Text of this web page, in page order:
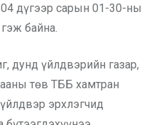
дүгээр сарын 01-30-ны
байна.
дунд үйлдвэрийн газар,
төв ТББ хамтран
эрхлэгчид